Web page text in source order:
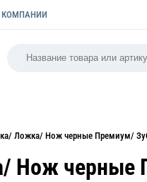
КОМПАНИИ
Ложка/ Нож черные Премиум/
Нож черные